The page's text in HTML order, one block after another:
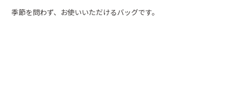
季節を問わず、お使いいただけるバッグです。